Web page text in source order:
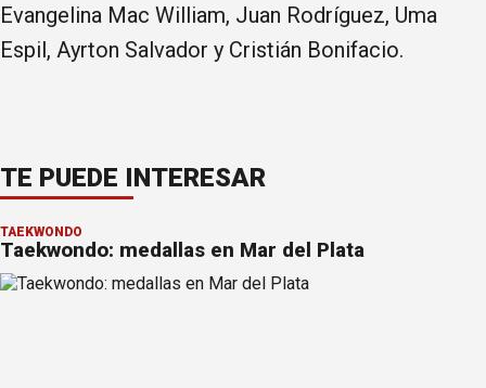
Evangelina Mac William, Juan Rodríguez, Uma
Espil, Ayrton Salvador y Cristián Bonifacio.
TE PUEDE INTERESAR
TAEKWONDO
Taekwondo: medallas en Mar del Plata